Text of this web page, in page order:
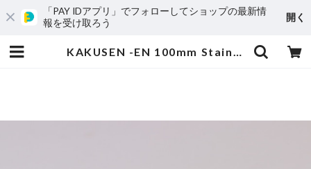
「PAY IDアプリ」でフォローしてショップの最新情
報を受け取ろう
開く
KAKUSEN -EN 100mm Stainless tweezers 『spine type100』 | 鶴仙園